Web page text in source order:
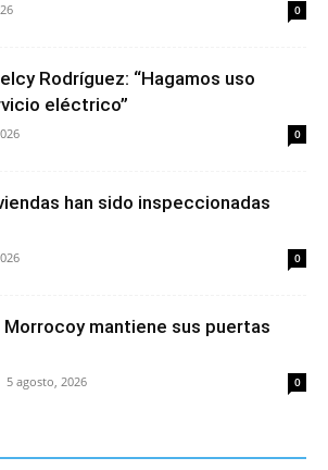
0
Rodríguez: “Hagamos uso
eléctrico”
0
han sido inspeccionadas
0
Morrocoy mantiene sus puertas
5 agosto, 2026 0